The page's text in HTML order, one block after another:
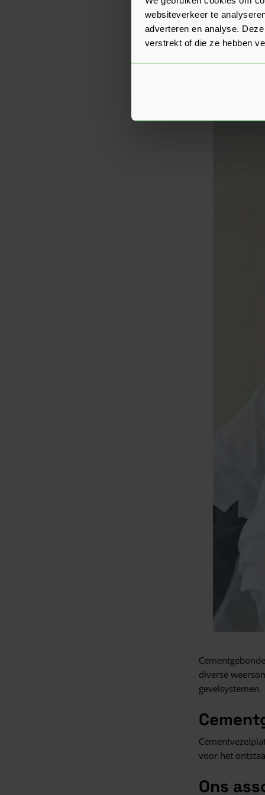
websiteverkeer te
adverteren en analyse.
verstrekt of die ze hebben
renovatie.
diverse
gevelsystemen.
voor het
Ons